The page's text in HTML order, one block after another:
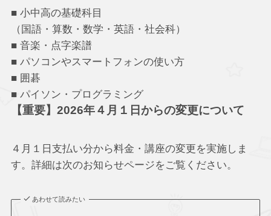
■ 小中高の基礎科目
（国語・算数・数学・英語・社会科）
■ 音楽・点字楽譜
■ パソコンやスマートフォンの使い方
■ 囲碁
■ パイソン・プログラミング
【重要】2026年４月１日からの変更について
４月１日支払い分から料金・講座の変更を実施しま
す。詳細は次のお知らせページをご覧ください。
あわせて読みたい